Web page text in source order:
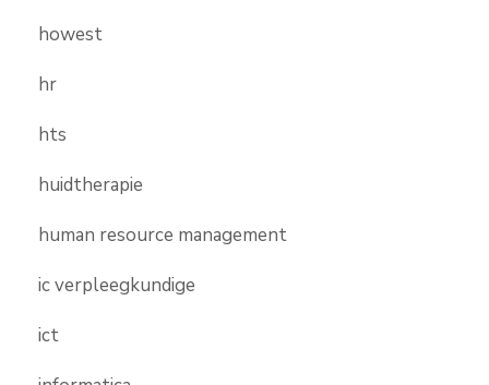
howest
hr
hts
huidtherapie
human resource management
ic verpleegkundige
ict